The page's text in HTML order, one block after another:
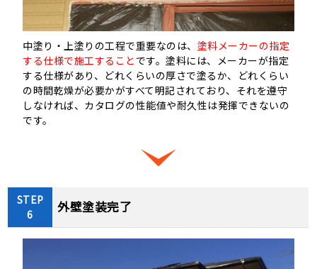
中塗り・上塗りの工程で重要なのは、 塗料メーカーの指定
する仕様で施工すること です。塗料には、メーカーが指定
する仕様があり、どれくらいの厚さで塗るか、どれくらい
の時間乾燥が必要かがすべて明記されており、それを遵守
しなければ、カタログの性能値や耐久性は発揮できないの
です。
STEP
6
外壁塗装完了